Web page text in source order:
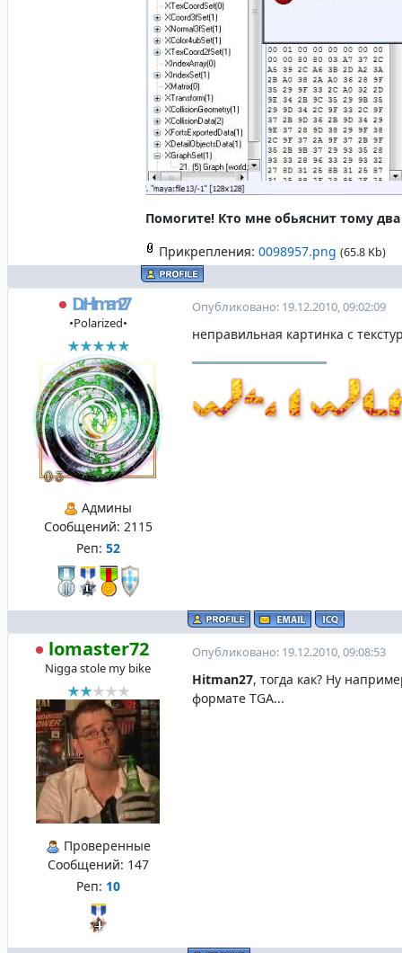
Помогите! Кто мне обьяснит тому
Прикрепления: 0098957.png (65.8 Kb)
DrHitman27
•Polarized•
Админы
Сообщений: 2115
Реп: 52
Опубликовано: 19.12.2010, 09:02:09
неправильная картинка с
lomaster72
Nigga stole my bike
Проверенные
Сообщений: 147
Реп: 10
Опубликовано: 19.12.2010, 09:08:53
Hitman27, тогда как? Ну
формате TGA...